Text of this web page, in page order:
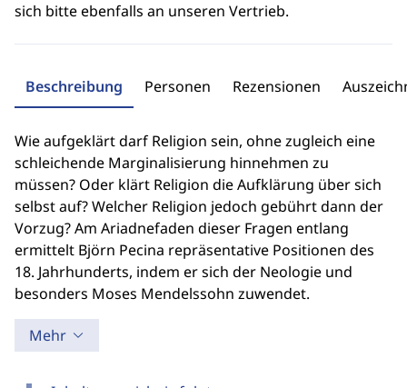
sich bitte ebenfalls an unseren Vertrieb.
Beschreibung Personen Rezensionen
Wie aufgeklärt darf Religion sein, ohne zugleich eine
schleichende Marginalisierung hinnehmen zu
müssen? Oder klärt Religion die Aufklärung über sich
selbst auf? Welcher Religion jedoch gebührt dann der
Vorzug? Am Ariadnefaden dieser Fragen entlang
ermittelt Björn Pecina repräsentative Positionen des
18. Jahrhunderts, indem er sich der Neologie und
besonders Moses Mendelssohn zuwendet.
Mehr